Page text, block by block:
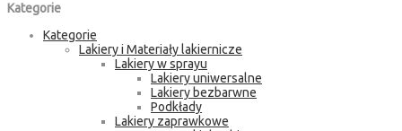
Kategorie
Kategorie
Lakiery i Materiały lakiernicze
Lakiery w sprayu
Lakiery uniwersalne
Lakiery bezbarwne
Podkłady
Lakiery zaprawkowe